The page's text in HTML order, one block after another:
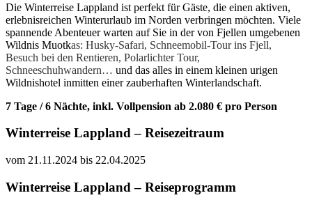
Die Winterreise Lappland ist perfekt für Gäste, die einen aktiven,
erlebnisreichen Winterurlaub im Norden verbringen möchten. Viele
spannende Abenteuer warten auf Sie in der von Fjellen umgebenen
Wildnis Muotkas: Husky-Safari, Schneemobil-Tour ins Fjell,
Besuch bei den Rentieren, Polarlichter Tour,
Schneeschuhwandern… und das alles in einem kleinen urigen
Wildnishotel inmitten einer zauberhaften Winterlandschaft.
7 Tage / 6 Nächte, inkl. Vollpension ab 2.080 € pro Person
Winterreise Lappland – Reisezeitraum
vom 21.11.2024 bis 22.04.2025
Winterreise Lappland – Reiseprogramm